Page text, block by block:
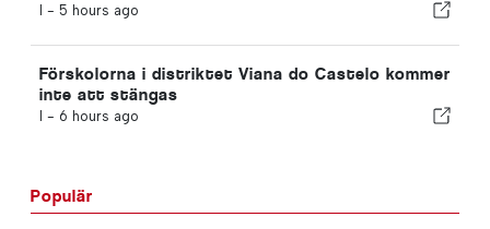
I - 5 hours ago
Förskolorna i distriktet Viana do Castelo kommer
inte att stängas
I - 6 hours ago
Populär